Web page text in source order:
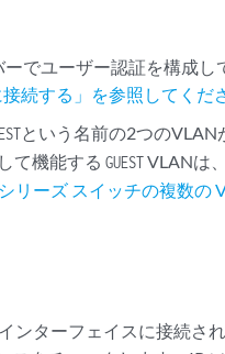
でユーザー認証を構成し
続する」を参照してくだ
という名前の2つの
て機能するGUESTVLANは
シリーズ スイッチの複数の
ンターフェイスに接続さ